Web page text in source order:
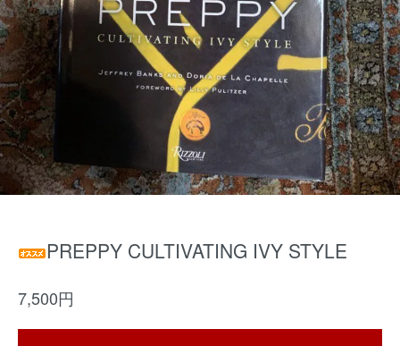
PREPPY CULTIVATING IVY STYLE
7,500円